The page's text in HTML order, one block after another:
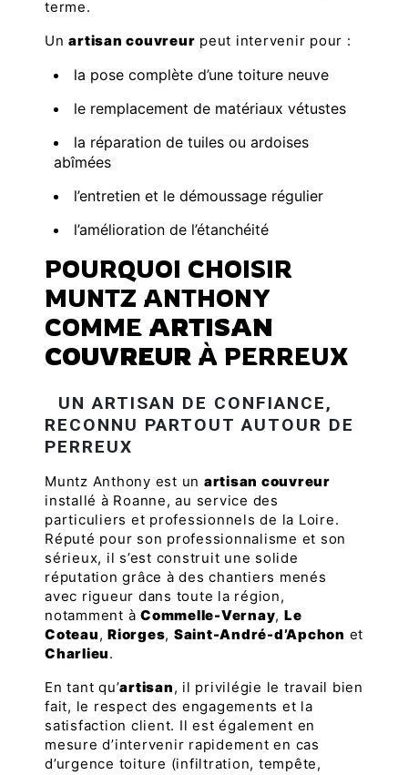
terme.
Unartisan couvreur peut intervenir pour :
la pose complète d’une toiture neuve
le remplacement de matériaux vétustes
la réparation de tuiles ou ardoises
abîmées
l’entretien et le démoussage régulier
l’amélioration de l’étanchéité
POURQUOI CHOISIR
MUNTZ ANTHONY
COMME ARTISAN
COUVREUR À PERREUX
UN ARTISAN DE CONFIANCE,
RECONNU PARTOUT AUTOUR DE
PERREUX
Muntz Anthony est un artisan couvreur
installé à Roanne, au service des
particuliers et professionnels de la Loire.
Réputé pour son professionnalisme et son
sérieux, il s’est construit une solide
réputation grâce à des chantiers menés
avec rigueur dans toute la région,
notamment à Commelle-Vernay, Le
Coteau, Riorges, Saint-André-d’Apchon et
Charlieu.
En tant qu’artisan, il privilégie le travail bien
fait, le respect des engagements et la
satisfaction client. Il est également en
mesure d’intervenir rapidement en cas
d’urgence toiture (infiltration, tempête,